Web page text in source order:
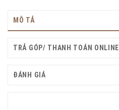
MÔ TẢ
TRẢ GÓP/ THANH TOÁN ONLINE
ĐÁNH GIÁ